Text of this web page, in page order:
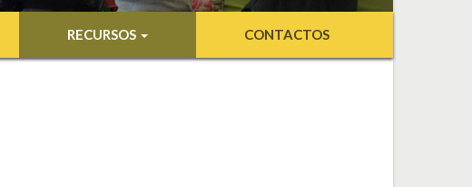
RECURSOS CONTACTOS